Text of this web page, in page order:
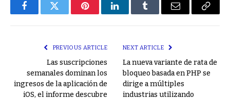
FacebookTwitter PinterestLinkedInTumblr Email
Copy
PREVIOUS ARTICLE
Las suscripciones
semanales dominan los
ingresos de la aplicación de
iOS, el informe descubre
NEXT ARTICLE
La nueva variante de rata de
bloqueo basada en PHP se
dirige a múltiples
industrias utilizando